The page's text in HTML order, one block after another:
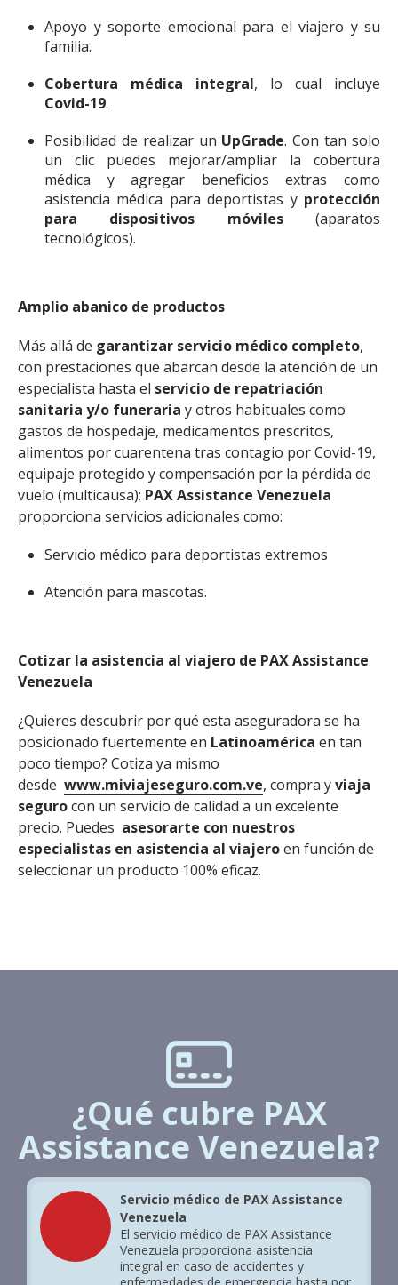
Apoyo y soporte emocional para el viajero y su
familia.
Cobertura médica integral, lo cual incluye
Covid-19.
Posibilidad de realizar un UpGrade. Con tan solo
un clic puedes mejorar/ampliar la cobertura
médica y agregar beneficios extras como
asistencia médica para deportistas y protección
para dispositivos móviles(aparatos
tecnológicos).
Amplio abanico de productos
Más allá de garantizar servicio médico completo,
con prestaciones que abarcan desde la atención de un
especialista hasta el servicio de repatriación
sanitaria y/o funeraria y otros habituales como
gastos de hospedaje, medicamentos prescritos,
alimentos por cuarentena tras contagio por Covid-19,
equipaje protegido y compensación por la pérdida de
vuelo (multicausa); PAX Assistance Venezuela
proporciona servicios adicionales como:
Servicio médico para deportistas extremos
Atención para mascotas.
Cotizar la asistencia al viajero de PAX Assistance
Venezuela
¿Quieres descubrir por qué esta aseguradora se ha
posicionado fuertemente en Latinoamérica en tan
poco tiempo? Cotiza ya mismo
desde www.miviajeseguro.com.ve, compra yviaja
segurocon un servicio de calidad a un excelente
precio. Puedes asesorarte con nuestros
especialistas en asistencia al viajeroen función de
seleccionar un producto 100% eficaz.
¿Qué cubre PAX
Assistance Venezuela?
Servicio médico de PAX Assistance
Venezuela
El servicio médico de PAX Assistance
Venezuela proporciona asistencia
integral en caso de accidentes y